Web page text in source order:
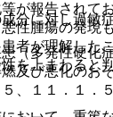
分に対し過敏
（多発性硬化
及び悪化のお
、１１．１．
が報告されて
性腫瘍の発現
者が理解した
を上まわると